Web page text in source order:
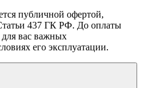
публичной офертой,
437 ГК РФ. До оплаты
для вас важных
его эксплуатации.